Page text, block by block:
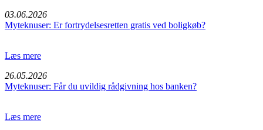
03.06.2026
Myteknuser: Er fortrydelsesretten gratis ved boligkøb?
Læs mere
26.05.2026
Myteknuser: Får du uvildig rådgivning hos banken?
Læs mere